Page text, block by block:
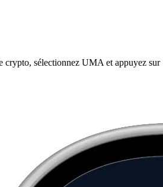
crypto, sélectionnez UMA et appuyez sur